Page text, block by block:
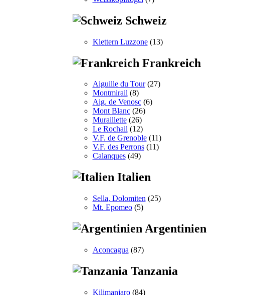
Schweiz
Klettern Luzzone(13)
Frankreich
Aiguille du Tour(27)
Montmirail(8)
Aig. de Venosc(6)
Mont Blanc(26)
Muraillette(26)
Le Rochail(12)
V.F. de Grenoble(11)
V.F. des Perrons(11)
Calanques(49)
Italien
Sella, Dolomiten (25)
Mt. Epomeo(5)
Argentinien
Aconcagua (87)
Tanzania
Kilimanjaro(84)